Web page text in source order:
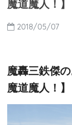
魔道魔人！】
2018/05/07
魔轟三鉄傑
魔道魔人！】